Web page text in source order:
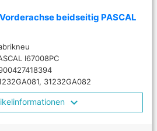
beidseitig PASCAL
I67008PC
31232GA082